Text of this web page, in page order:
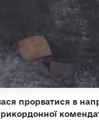
прорватися в